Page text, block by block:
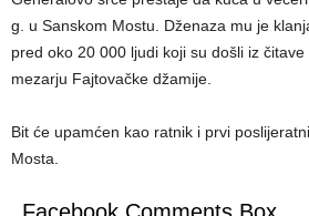
g. u Sanskom Mostu. Dženaza mu je
pred oko 20 000 ljudi koji su došli iz
mezarju Fajtovačke džamije.
Bit će upamćen kao ratnik i prvi
Mosta.